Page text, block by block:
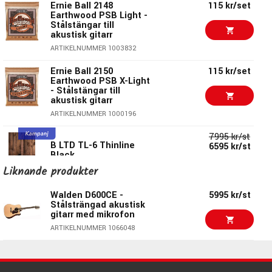
Översadel:1.69" (43 mm)
Elektronik:Fishman Presys II + Tuner
Tillverkarens artikelnr:G630CEW
ARTIKELNUMMER 1045790
Takamine GF30CE-BSB 5175 kr/st
Walden G551E -
Stålsträngad akustisk
gitarr med mikrofon
4595 kr/st
Takamine GF30CE-BLK
ARTIKELNUMMER 1057553
4871 kr/st
Takamine GD20CE-NS
ARTIKELNUMMER 1045044
4708 kr/st
Ernie Ball 2148
Earthwood PSB Light -
Stålstängar till
akustisk gitarr
ARTIKELNUMMER 1003832
115 kr/set
Ernie Ball 2150
Earthwood PSB X-Light
- Stålstängar till
akustisk gitarr
ARTIKELNUMMER 1000196
115 kr/set
B LTD TL-6 Thinline
Black
ARTIKELNUMMER 1084284
7995 kr/st
6595 kr/st
Sterling by Music Man
Axis AX3QM Spectrum
Red - Elgitarr
7595 kr/st
5395 kr/st
Liknande produkter
Walden D600CE -
Stålsträngad akustisk
gitarr med mikrofon
ARTIKELNUMMER 1066048
5995 kr/st